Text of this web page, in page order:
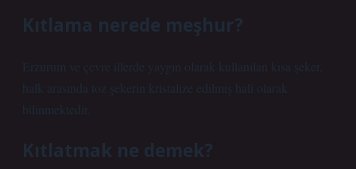
Kıtlama nerede meşhur?
Erzurum ve çevre illerde yaygın olarak kullanılan kısa şeker,
halk arasında toz şekerin kristalize edilmiş hali olarak
bilinmektedir.
Kıtlatmak ne demek?